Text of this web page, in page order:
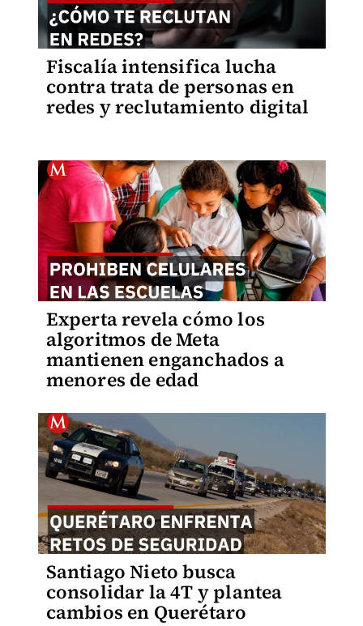
Fiscalía intensifica lucha
contra trata de personas en
redes y reclutamiento digital
Experta revela cómo los
algoritmos de Meta
mantienen enganchados a
menores de edad
Santiago Nieto busca
consolidar la 4T y plantea
cambios en Querétaro